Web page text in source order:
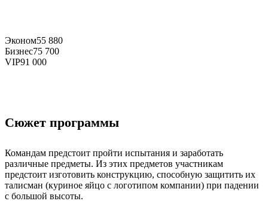
Эконом55 880
Бизнес75 700
VIP91 000
Сюжет программы
Командам предстоит пройти испытания и заработать
различные предметы. Из этих предметов участникам
предстоит изготовить конструкцию, способную защитить их
талисман (куриное яйцо с логотипом компании) при падении
с большой высоты.